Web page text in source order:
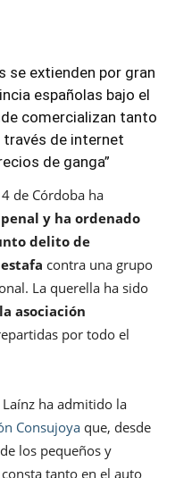
se extienden por gran
españolas bajo el
comercializan tanto
de internet
de ganga”
de Córdoba ha
y ha ordenado
delito de
contra una grupo
La querella ha sido
asociación
por todo el
Laínz ha admitido la
Consujoya que, desde
los pequeños y
tanto en el auto